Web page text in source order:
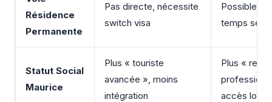
Résidence
Permanente
Pas directe, nécessite
switch visa
Possible
temps
Statut Social
Maurice
Plus « touriste
avancée », moins
intégration
Plus «
accès local